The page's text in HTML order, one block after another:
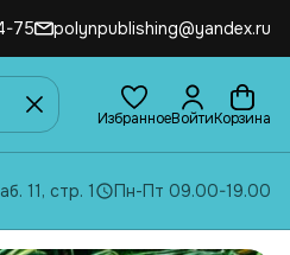
75 polynpublishing@yandex.ru
ИзбранноеВойтиКорзина
11, стр. 1 Пн-Пт 09.00-19.00